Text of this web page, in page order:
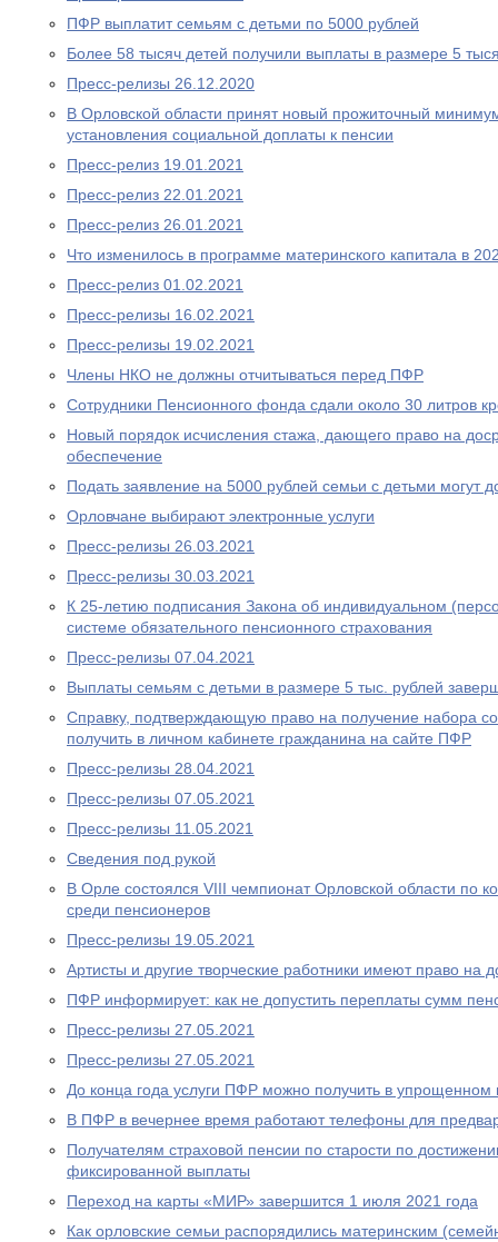
ПФР выплатит семьям с детьми по 5000 рублей
Более 58 тысяч детей получили выплаты в размере 5
Пресс-релизы 26.12.2020
В Орловской области принят новый прожиточный
установления социальной доплаты к пенсии
Пресс-релиз 19.01.2021
Пресс-релиз 22.01.2021
Пресс-релиз 26.01.2021
Что изменилось в программе материнского капитала в
Пресс-релиз 01.02.2021
Пресс-релизы 16.02.2021
Пресс-релизы 19.02.2021
Члены НКО не должны отчитываться перед ПФР
Сотрудники Пенсионного фонда сдали около 30 литров
Новый порядок исчисления стажа, дающего право на
обеспечение
Подать заявление на 5000 рублей семьи с детьми могут
Орловчане выбирают электронные услуги
Пресс-релизы 26.03.2021
Пресс-релизы 30.03.2021
К 25-летию подписания Закона об индивидуальном
системе обязательного пенсионного страхования
Пресс-релизы 07.04.2021
Выплаты семьям с детьми в размере 5 тыс. рублей
Справку, подтверждающую право на получение набора
получить в личном кабинете гражданина на сайте ПФР
Пресс-релизы 28.04.2021
Пресс-релизы 07.05.2021
Пресс-релизы 11.05.2021
Сведения под рукой
В Орле состоялся VIII чемпионат Орловской области по
среди пенсионеров
Пресс-релизы 19.05.2021
Артисты и другие творческие работники имеют право на
ПФР информирует: как не допустить переплаты сумм
Пресс-релизы 27.05.2021
Пресс-релизы 27.05.2021
До конца года услуги ПФР можно получить в упрощенном
В ПФР в вечернее время работают телефоны для
Получателям страховой пенсии по старости по
фиксированной выплаты
Переход на карты «МИР» завершится 1 июля 2021 года
Как орловские семьи распорядились материнским